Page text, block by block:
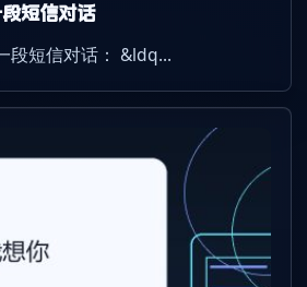
短信对话
段短信对话： &ldq...